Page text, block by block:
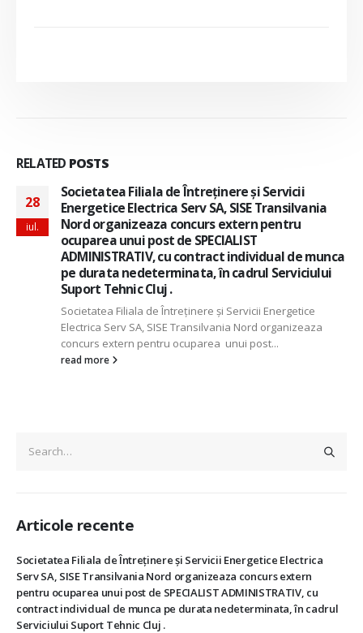
RELATED POSTS
28
iul.
Societatea Filiala de Întreţinere şi Servicii
Energetice Electrica Serv SA, SISE Transilvania
Nord organizeaza concurs extern pentru
ocuparea unui post de SPECIALIST
ADMINISTRATIV, cu contract individual de munca
pe durata nedeterminata, în cadrul Serviciului
Suport Tehnic Cluj .
Societatea Filiala de Întreţinere şi Servicii Energetice
Electrica Serv SA, SISE Transilvania Nord organizeaza
concurs extern pentru ocuparea unui post...
read more
Articole recente
Societatea Filiala de Întreţinere şi Servicii Energetice Electrica
Serv SA, SISE Transilvania Nord organizeaza concurs extern
pentru ocuparea unui post de SPECIALIST ADMINISTRATIV, cu
contract individual de munca pe durata nedeterminata, în cadrul
Serviciului Suport Tehnic Cluj .